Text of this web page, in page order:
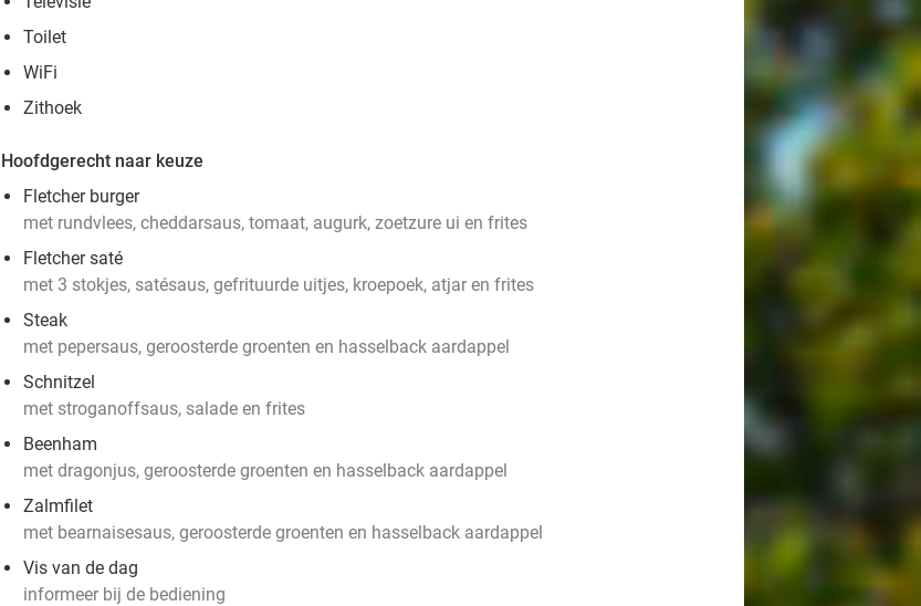
Toilet
WiFi
Zithoek
Hoofdgerecht naar keuze
Fletcher burger
met rundvlees, cheddarsaus, tomaat, augurk, zoetzure ui en frites
Fletcher saté
met 3 stokjes, satésaus, gefrituurde uitjes, kroepoek, atjar en frites
Steak
met pepersaus, geroosterde groenten en hasselback aardappel
Schnitzel
met stroganoffsaus, salade en frites
Beenham
met dragonjus, geroosterde groenten en hasselback aardappel
Zalmfilet
met bearnaisesaus, geroosterde groenten en hasselback aardappel
Vis van de dag
informeer bij de bediening